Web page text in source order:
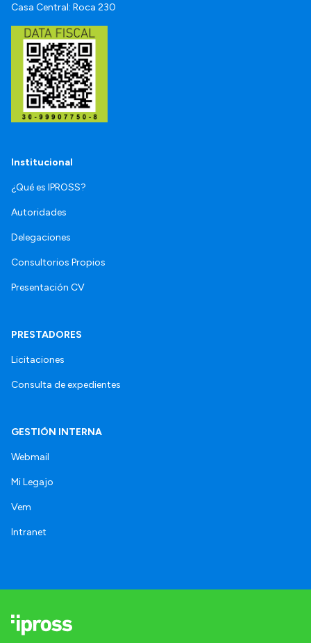
Casa Central: Roca 230
Institucional
¿Qué es IPROSS?
Autoridades
Delegaciones
Consultorios Propios
Presentación CV
PRESTADORES
Licitaciones
Consulta de expedientes
GESTIÓN INTERNA
Webmail
Mi Legajo
Vem
Intranet